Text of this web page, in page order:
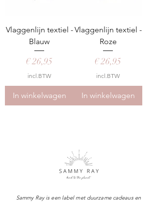
Vlaggenlijn textiel -
Blauw
Prijs
€ 26,95
incl.BTW
In winkelwagen
Vlaggenlijn textiel -
Roze
Prijs
€ 26,95
incl.BTW
In winkelwagen
Sammy Ray is een label met duurzame cadeaus en